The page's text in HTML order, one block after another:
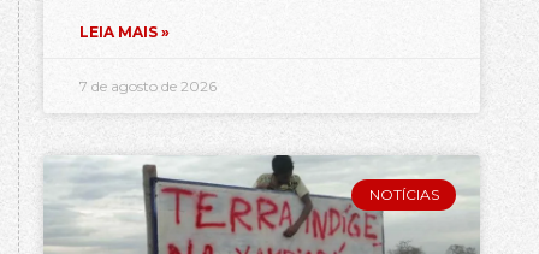
LEIA MAIS »
7 de agosto de 2026
NOTÍCIAS